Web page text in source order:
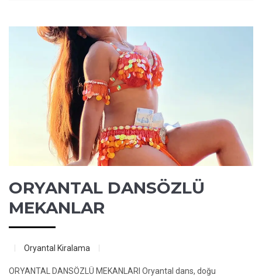
ORYANTAL DANSÖZLÜ
MEKANLAR
Oryantal Kiralama
ORYANTAL DANSÖZLÜ MEKANLARI Oryantal dans, doğu